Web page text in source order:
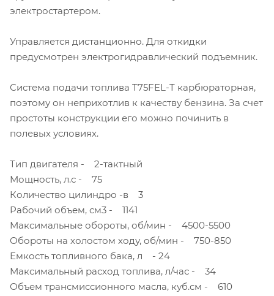
электростартером.
Управляется дистанционно. Для откидки
предусмотрен электрогидравлический подъемник.
Система подачи топлива T75FEL-T карбюраторная,
поэтому он неприхотлив к качеству бензина. За счет
простоты конструкции его можно починить в
полевых условиях.
Тип двигателя - 2-тактный
Мощность, л.с - 75
Количество цилиндро -в 3
Рабочий объем, см3 - 1141
Максимальные обороты, об/мин - 4500-5500
Обороты на холостом ходу, об/мин - 750-850
Емкость топливного бака, л - 24
Максимальный расход топлива, л/час - 34
Объем трансмиссионного масла, куб.см - 610